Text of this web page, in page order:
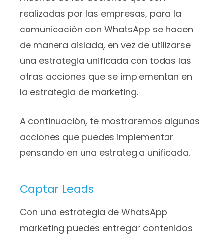
realizadas por las empresas, para la
comunicación con WhatsApp se hacen
de manera aislada, en vez de utilizarse
una estrategia unificada con todas las
otras acciones que se implementan en
la estrategia de marketing.
A continuación, te mostraremos algunas
acciones que puedes implementar
pensando en una estrategia unificada.
Captar Leads
Con una estrategia de WhatsApp
marketing puedes entregar contenidos